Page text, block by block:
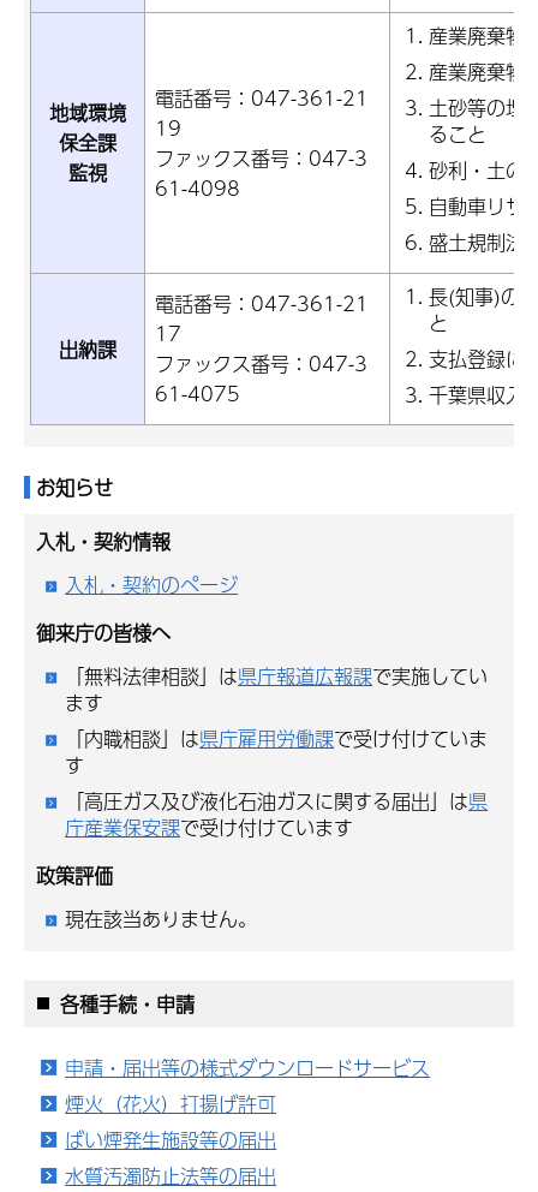
地域環境
保全課
監視
電話番号：047-361-21
19
ファックス番号：047-3
61-4098
産業廃棄物
産業廃棄物
土砂等の埋
ること
砂利・土の
自動車リサ
盛土規制法
出納課
電話番号：047-361-21
17
ファックス番号：047-3
61-4075
長(知事)の
と
支払登録に
千葉県収入
お知らせ
入札・契約情報
入札・契約のページ
御来庁の皆様へ
「無料法律相談」は県庁報道広報課で実施してい
ます
「内職相談」は県庁雇用労働課で受け付けていま
す
「高圧ガス及び液化石油ガスに関する届出」は県
庁産業保安課で受け付けています
政策評価
現在該当ありません。
各種手続・申請
申請・届出等の様式ダウンロードサービス
煙火（花火）打揚げ許可
ばい煙発生施設等の届出
水質汚濁防止法等の届出